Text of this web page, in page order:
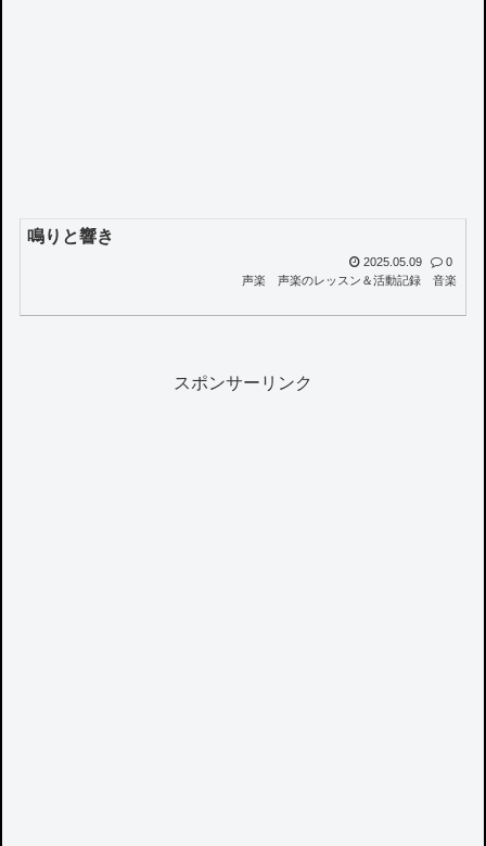
鳴りと響き
2025.05.09
0
声楽
声楽のレッスン＆活動記録 音楽
スポンサーリンク